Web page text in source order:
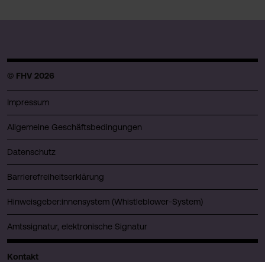
© FHV 2026
Impressum
Allgemeine Geschäftsbedingungen
Datenschutz
Barrierefreiheitserklärung
Hinweisgeber:innensystem (Whistleblower-System)
Amtssignatur, elektronische Signatur
Kontakt